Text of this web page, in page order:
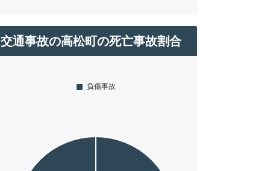
交通事故の高松町の死亡事故割合